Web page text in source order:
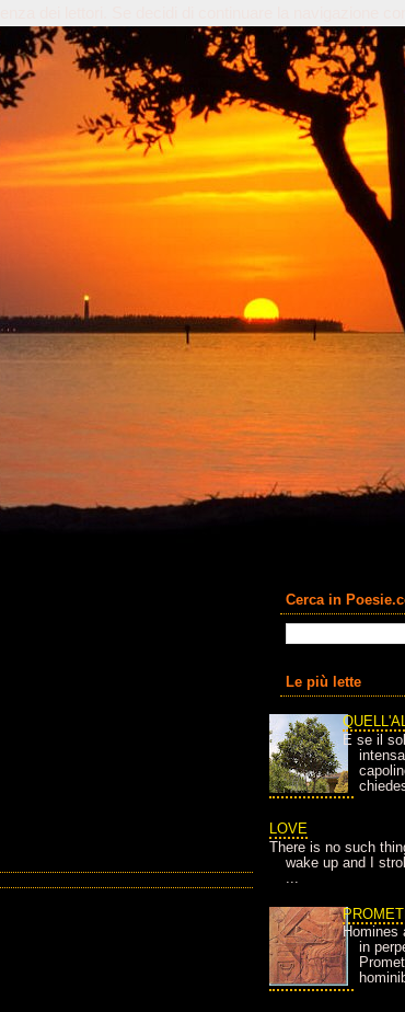
Cerca in
Le più lette
E se il
LOVE
There is no such
wake up and I
...
Homines
in